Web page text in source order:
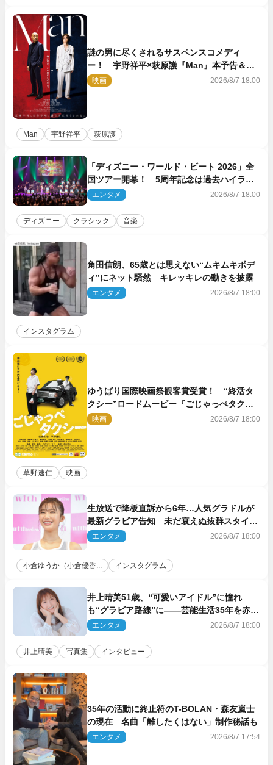
謎の男に尽くされるサスペンスコメディ
ー！ 宇野祥平×萩原護『Man』本予告＆新
ビジュアル解禁
映画 2026/8/7 18:00
Man 宇野祥平 萩原護
「ディズニー・ワールド・ビート 2026」全
国ツアー開幕！ 5周年記念は過去ハイライ
ト＆クルーズ旅を大満喫！【潜入レポート】
エンタメ 2026/8/7 18:00
ディズニー クラシック 音楽
角田信朗、65歳とは思えない“ムキムキボデ
ィ”にネット騒然 キレッキレの動きを披露
エンタメ 2026/8/7 18:00
インスタグラム
ゆうばり国際映画祭観客賞受賞！ “終活タ
クシー”ロードムービー『ごじゃっぺタクシ
ー』10月公開＆予告解禁
映画 2026/8/7 18:00
草野速仁 映画
生放送で降板直訴から6年…人気グラドルが
最新グラビア告知 未だ衰えぬ抜群スタイル
に反響
エンタメ 2026/8/7 18:00
小倉ゆうか（小倉優香... インスタグラム
井上晴美51歳、“可愛いアイドル”に憧れ
も“グラビア路線”に――芸能生活35年を赤
裸々に語る 27年ぶりに写真集発売
エンタメ 2026/8/7 18:00
井上晴美 写真集 インタビュー
35年の活動に終止符のT-BOLAN・森友嵐士
の現在 名曲「離したくはない」制作秘話も
エンタメ 2026/8/7 17:54